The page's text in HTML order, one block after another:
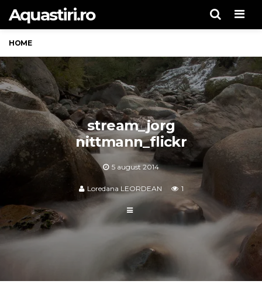
Aquastiri.ro
HOME
stream_jorg
nittmann_flickr
5 august 2014
Loredana LEORDEAN 1